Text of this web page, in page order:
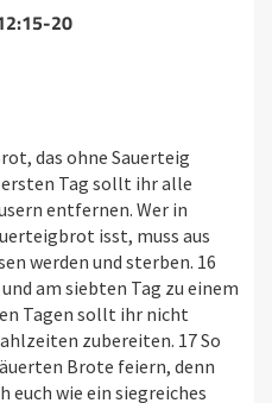
20
das ohne Sauerteig
Tag sollt ihr alle
entfernen. Wer in
isst, muss aus
werden und sterben. 16
am siebten Tag zu einem
Tagen sollt ihr nicht
zubereiten. 17 So
Brote feiern, denn
euch wie ein siegreiches